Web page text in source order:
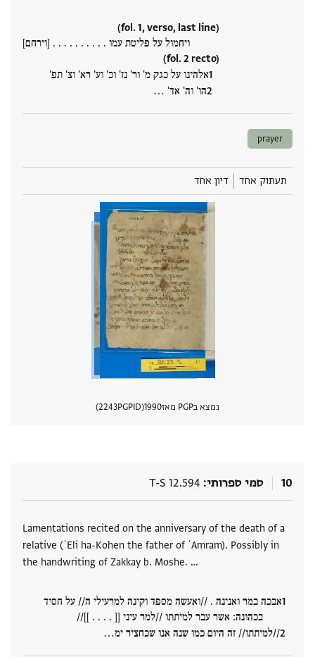
(fol. 1, verso, last line)
ויחמול על פליטת עמו . . . . . . . . . . [וירחם]
(fol. 2 recto)
אלהינו על כגק מ' ור' נז' וכ' וע' רא' וצ' תפ'
הו' וה' אד' ‮…
prayer
תעתוק אחד דיון אחד
נמצא בPGP מאז 1990
PGPID
2243
10 סמי ספרותי T-S 12.594
Lamentations recited on the anniversary of the death of a
relative (ʿEli ha-Kohen the father of ʿAmram). Possibly in
the handwriting of Zakkay b. Moshe. …
אבכה במר ואנינה . //ואעשה מספד וקינה למרעילי ה// על חסיד
בכהונה: אשר עבר למיתתו //למר עיני [[ . . . . ]]//
//למיתתו// זה היום כמו שנה אנו שכחציר ימ‮…